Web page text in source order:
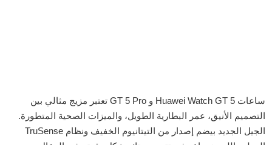
ساعات Huawei Watch GT 5 و GT 5 Pro تعتبر مزيج مثالي بين
التصميم الأنيق، عمر البطارية الطويل، والميزات الصحية المتطورة.
الجيل الجديد بيضم إصدار من التيتانيوم الخفيف ونظام TruSense